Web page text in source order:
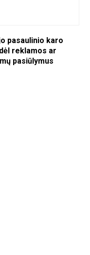
pasaulinio karo
reklamos ar
pasiūlymus